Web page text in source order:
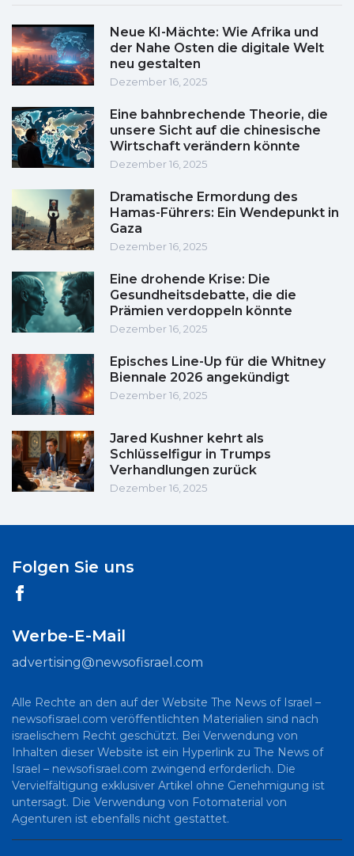
Neue KI-Mächte: Wie Afrika und
der Nahe Osten die digitale Welt
neu gestalten
Dezember 16, 2025
Eine bahnbrechende Theorie, die
unsere Sicht auf die chinesische
Wirtschaft verändern könnte
Dezember 16, 2025
Dramatische Ermordung des
Hamas-Führers: Ein Wendepunkt in
Gaza
Dezember 16, 2025
Eine drohende Krise: Die
Gesundheitsdebatte, die die
Prämien verdoppeln könnte
Dezember 16, 2025
Episches Line-Up für die Whitney
Biennale 2026 angekündigt
Dezember 16, 2025
Jared Kushner kehrt als
Schlüsselfigur in Trumps
Verhandlungen zurück
Dezember 16, 2025
Folgen Sie uns
Werbe-E-Mail
advertising@newsofisrael.com
Alle Rechte an den auf der Website The News of Israel –
newsofisrael.com veröffentlichten Materialien sind nach
israelischem Recht geschützt. Bei Verwendung von
Inhalten dieser Website ist ein Hyperlink zu The News of
Israel – newsofisrael.com zwingend erforderlich. Die
Vervielfältigung exklusiver Artikel ohne Genehmigung ist
untersagt. Die Verwendung von Fotomaterial von
Agenturen ist ebenfalls nicht gestattet.